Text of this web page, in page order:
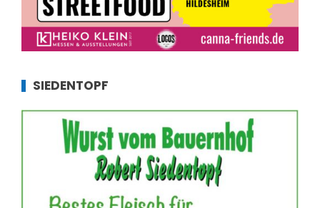
SIEDENTOPF